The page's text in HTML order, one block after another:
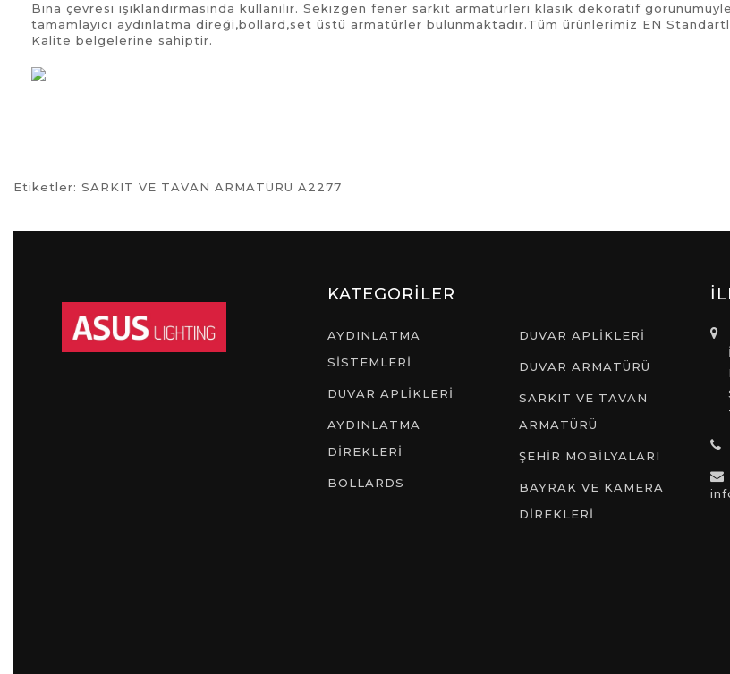
Bina çevresi ışıklandırmasında kullanılır. Sekizgen fener sarkıt armatürleri klasik dekoratif
tamamlayıcı aydınlatma direği,bollard,set üstü armatürler bulunmaktadır.Tüm ürünlerimiz EN
Kalite belgelerine sahiptir.
Etiketler: SARKIT VE TAVAN ARMATÜRÜ A2277
KATEGORİLER
AYDINLATMA
SİSTEMLERİ
DUVAR APLİKLERİ
AYDINLATMA
DİREKLERİ
BOLLARDS
DUVAR APLİKLERİ
DUVAR ARMATÜRÜ
SARKIT VE TAVAN
ARMATÜRÜ
ŞEHİR MOBİLYALARI
BAYRAK VE KAMERA
DİREKLERİ